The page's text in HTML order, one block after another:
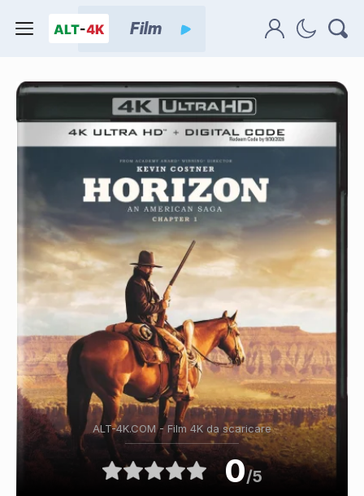
ALT-4K.COM - Film 4K da scaricare
0/5